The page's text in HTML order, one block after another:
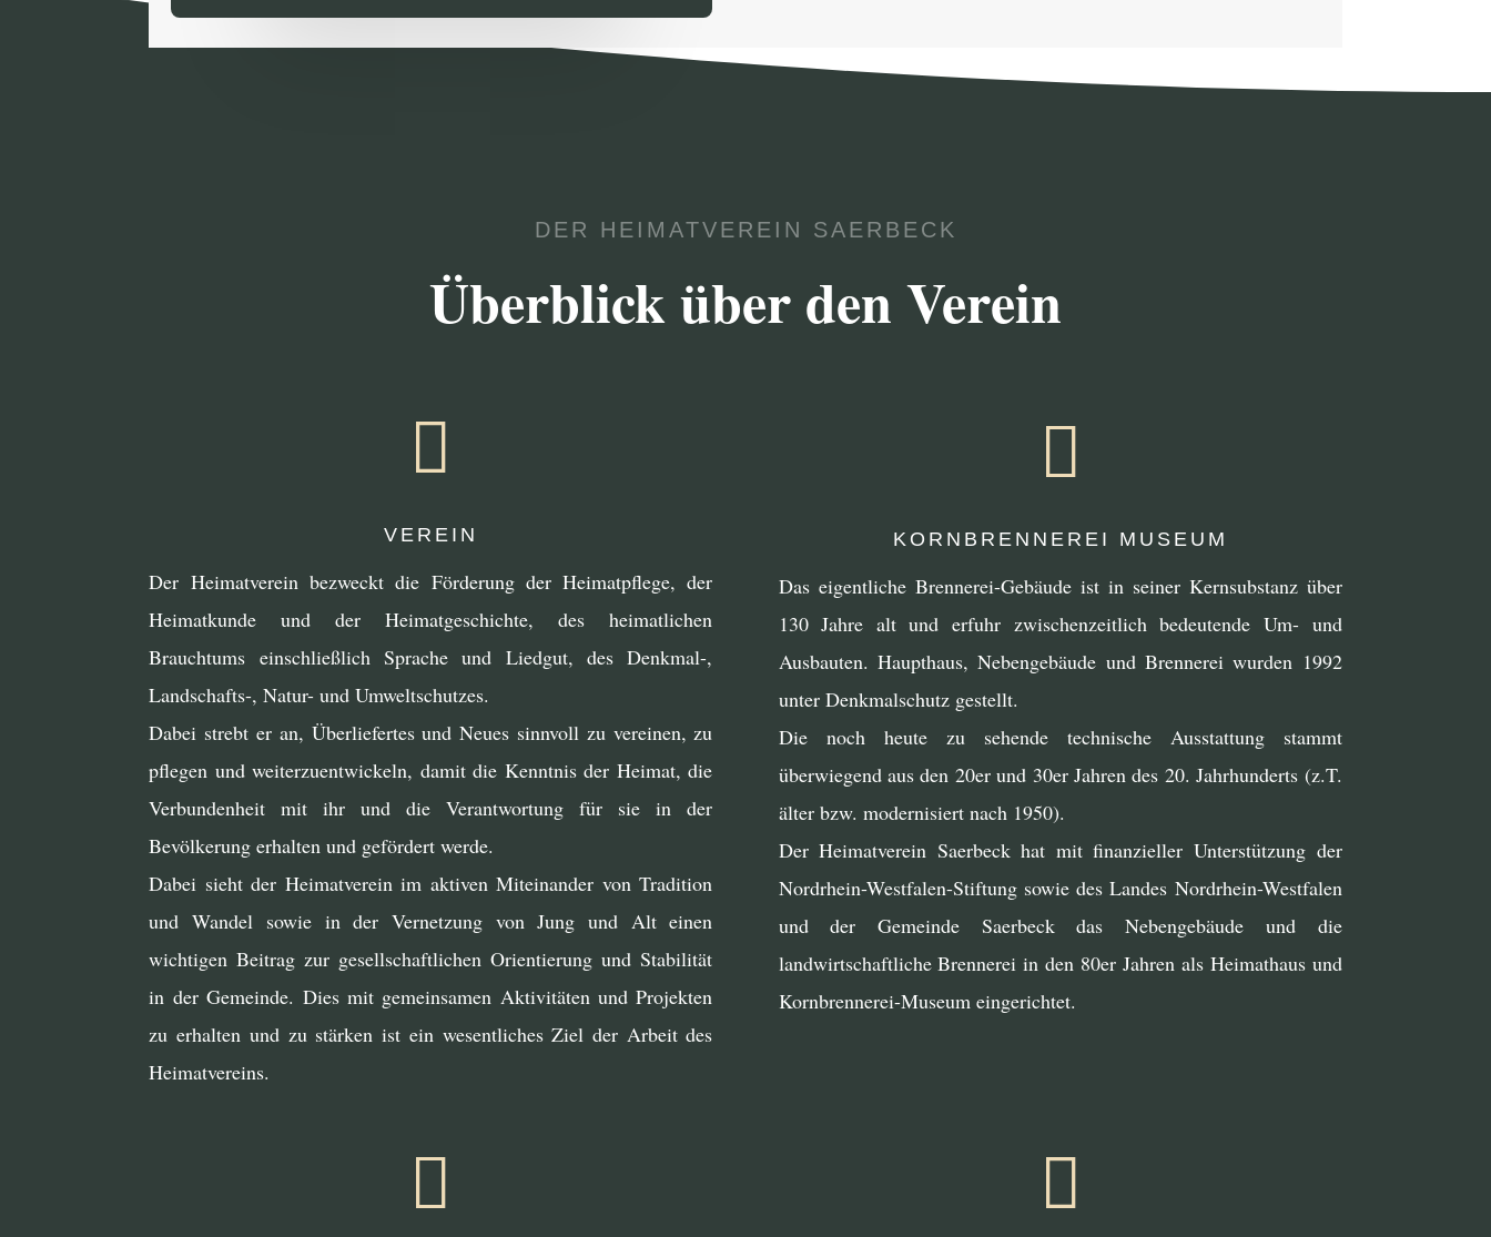
DER HEIMATVEREIN SAERBECK
Überblick über den Verein

VEREIN
Der Heimatverein bezweckt die Förderung der Heimatpflege, der
Heimatkunde und der Heimatgeschichte, des heimatlichen
Brauchtums einschließlich Sprache und Liedgut, des Denkmal-,
Landschafts-, Natur- und Umweltschutzes.
Dabei strebt er an, Überliefertes und Neues sinnvoll zu vereinen, zu
pflegen und weiterzuentwickeln, damit die Kenntnis der Heimat, die
Verbundenheit mit ihr und die Verantwortung für sie in der
Bevölkerung erhalten und gefördert werde.
Dabei sieht der Heimatverein im aktiven Miteinander von Tradition
und Wandel sowie in der Vernetzung von Jung und Alt einen
wichtigen Beitrag zur gesellschaftlichen Orientierung und Stabilität
in der Gemeinde. Dies mit gemeinsamen Aktivitäten und Projekten
zu erhalten und zu stärken ist ein wesentliches Ziel der Arbeit des
Heimatvereins.

KORNBRENNEREI MUSEUM
Das eigentliche Brennerei-Gebäude ist in seiner Kernsubstanz über
130 Jahre alt und erfuhr zwischenzeitlich bedeutende Um- und
Ausbauten. Haupthaus, Nebengebäude und Brennerei wurden 1992
unter Denkmalschutz gestellt.
Die noch heute zu sehende technische Ausstattung stammt
überwiegend aus den 20er und 30er Jahren des 20. Jahrhunderts (z.T.
älter bzw. modernisiert nach 1950).
Der Heimatverein Saerbeck hat mit finanzieller Unterstützung der
Nordrhein-Westfalen-Stiftung sowie des Landes Nordrhein-Westfalen
und der Gemeinde Saerbeck das Nebengebäude und die
landwirtschaftliche Brennerei in den 80er Jahren als Heimathaus und
Kornbrennerei-Museum eingerichtet.
 